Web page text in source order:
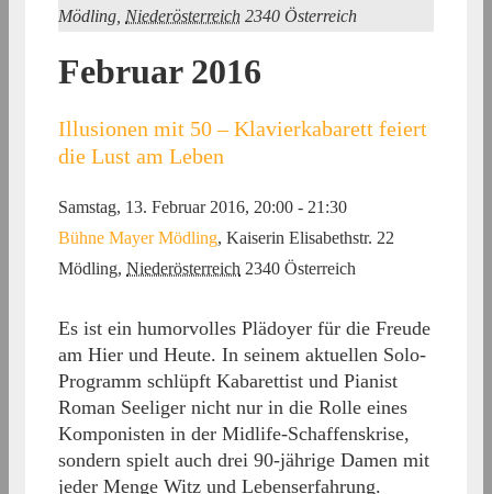
Mödling Niederösterreich 2340 Österreich
Februar 2016
Illusionen mit 50 – Klavierkabarett feiert
die Lust am Leben
Samstag, 13. Februar 2016, 20:00 - 21:30
Bühne Mayer Mödling, Kaiserin Elisabethstr. 22
Mödling, Niederösterreich 2340 Österreich
Es ist ein humorvolles Plädoyer für die Freude
am Hier und Heute. In seinem aktuellen Solo-
Programm schlüpft Kabarettist und Pianist
Roman Seeliger nicht nur in die Rolle eines
Komponisten in der Midlife-Schaffenskrise,
sondern spielt auch drei 90-jährige Damen mit
jeder Menge Witz und Lebenserfahrung.